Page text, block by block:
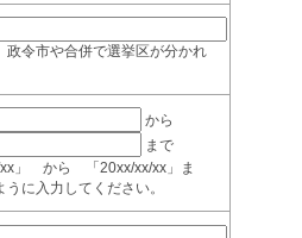
令市や合併で選挙区が分かれ
から
まで
」 から 「20xx/xx/xx」ま
に入力してください。